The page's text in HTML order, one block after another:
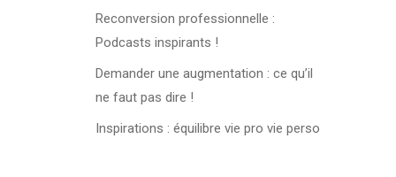
Reconversion professionnelle :
Podcasts inspirants !
Demander une augmentation : ce qu’il
ne faut pas dire !
Inspirations : équilibre vie pro vie perso